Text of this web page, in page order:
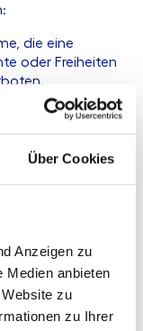
Über Cookies
Anzeigen zu
Medien anbieten
zu
zu Ihrer
die eine
oder Freiheiten
strengen
Anforderungen,
dem Einsatz von
identifizieren
der
deren mögliche